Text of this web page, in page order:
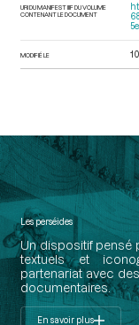
URI DU MANIFEST IIIF DU VOLUME
CONTENANT LE DOCUMENT
MODIFIÉ LE
Les perséides
Un dispositif pensé
textuels et
partenariat avec
documentaires.
En savoir plus